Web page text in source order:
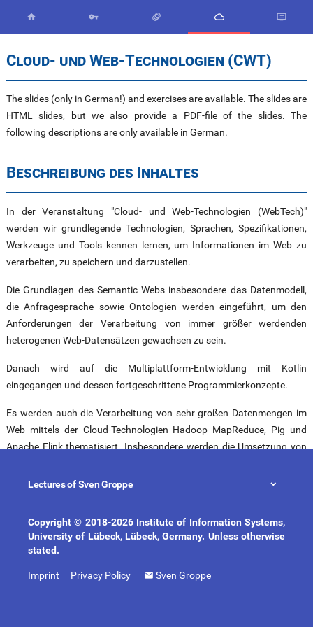
    
Cloud- und Web-Technologien (CWT)
The slides (only in German!) and exercises are available. The slides are
HTML slides, but we also provide a PDF-file of the slides. The
following descriptions are only available in German.
Beschreibung des Inhaltes
In der Veranstaltung "Cloud- und Web-Technologien (WebTech)"
werden wir grundlegende Technologien, Sprachen, Spezifikationen,
Werkzeuge und Tools kennen lernen, um Informationen im Web zu
verarbeiten, zu speichern und darzustellen.
Die Grundlagen des Semantic Webs insbesondere das Datenmodell,
die Anfragesprache sowie Ontologien werden eingeführt, um den
Anforderungen der Verarbeitung von immer größer werdenden
heterogenen Web-Datensätzen gewachsen zu sein.
Danach wird auf die Multiplattform-Entwicklung mit Kotlin
eingegangen und dessen fortgeschrittene Programmierkonzepte.
Es werden auch die Verarbeitung von sehr großen Datenmengen im
Web mittels der Cloud-Technologien Hadoop MapReduce, Pig und
Apache Flink thematisiert. Insbesondere werden die Umsetzung von
Stromverarbeitung und knotenzentrische Programmiermodelle in
Kurz wird wird auf die Darstellung von Informationen auf Client-Seite
im Web-Browser eingegangen sowie die Programmierung auf der
Lectures of Sven Groppe
Copyright © 2018-2026 Institute of Information Systems,
University of Lübeck, Lübeck, Germany. Unless otherwise
stated.
Imprint Privacy Policy Sven Groppe